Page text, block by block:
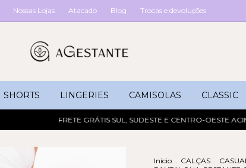
Nossas Lojas Atacado Blog Trocas e devoluções
SHORTS LINGERIES CAMISOLAS CLASSIC
FRETE GRÁTIS SUL, SUDESTE E CENTRO-OESTE
Início CALÇAS